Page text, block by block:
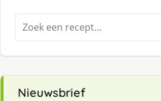
Zoeken
naar:
Nieuwsbrief